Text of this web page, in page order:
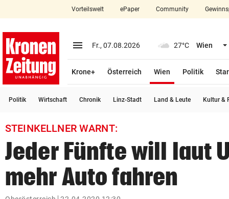
closeSchließen
account_circle Anmelden
arrow_right
search
Suchbegriff
eingeben
Vorteilswelt ePaper Community
menu Menü aufklappen
Fr., 07.08.2026 27°C Wien
Krone+ Österreich Wien
Politik
Politik Wirtschaft Chronik Linz-Stadt Land & Leute Kultur &
STEINKELLNER WARNT:
Jeder Fünfte will laut
mehr Auto fahren